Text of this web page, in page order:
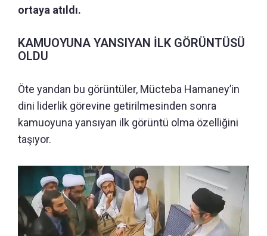
ortaya atıldı.
KAMUOYUNA YANSIYAN İLK GÖRÜNTÜSÜ
OLDU
Öte yandan bu görüntüler, Mücteba Hamaney’in
dini liderlik görevine getirilmesinden sonra
kamuoyuna yansıyan ilk görüntü olma özelliğini
taşıyor.